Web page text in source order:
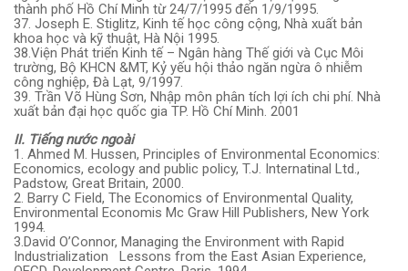
thành phố Hồ Chí Minh từ 24/7/1995 đến 1/9/1995.
37. Joseph E. Stiglitz, Kinh tế học công cộng, Nhà xuất bản
khoa học và kỹ thuật, Hà Nội 1995.
38.Viện Phát triển Kinh tế – Ngân hàng Thế giới và Cục Môi
trường, Bộ KHCN &MT, Kỷ yếu hội thảo ngăn ngừa ô nhiễm
công nghiệp, Đà Lạt, 9/1997.
39. Trần Võ Hùng Sơn, Nhập môn phân tích lợi ích chi phí. Nhà
xuất bản đại học quốc gia TP. Hồ Chí Minh. 2001
II. Tiếng nước ngoài
1. Ahmed M. Hussen, Principles of Environmental Economics:
Economics, ecology and public policy, T.J. Internatinal Ltd.,
Padstow, Great Britain, 2000.
2. Barry C Field, The Economics of Environmental Quality,
Environmental Economis Mc Graw Hill Publishers, New York
1994.
3.David O’Connor, Managing the Environment with Rapid
Industrialization Lessons from the East Asian Experience,